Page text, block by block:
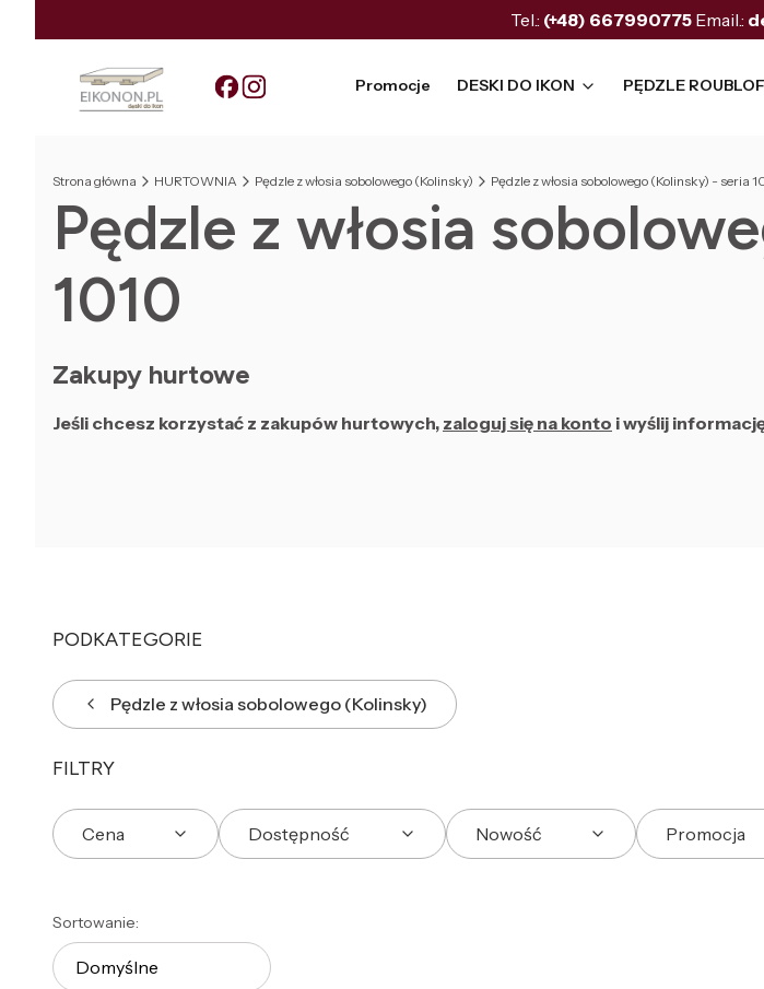
Tel.: (+48) 667990775Email.:
Promocje DESKI DO IKON PĘDZLE
Strona główna HURTOWNIA Pędzle z włosia sobolowego (Kolinsky) Pędzle z włosia sobolowego (Kolinsky) - seria
Pędzle z włosia
1010
Zakupy hurtowe
Jeśli chcesz korzystać z zakupów hurtowych, zaloguj się na konto i wyślij
PODKATEGORIE
Pędzle z włosia sobolowego (Kolinsky)
FILTRY
Cena Dostępność Nowość Promocja
Lista produktów
Sortowanie:
Domyślne